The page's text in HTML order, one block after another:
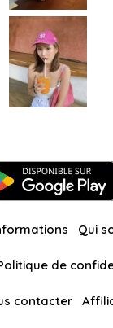
Qui
de
contacter